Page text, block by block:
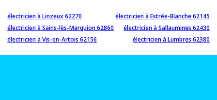
électricien à Linzeux 62270
électricien à Estrée-Blanche 62145
électricien à Sains-lès-Marquion 62860
électricien à Sallaumines 62430
électricien à Vis-en-Artois 62156
électricien à Lumbres 62380